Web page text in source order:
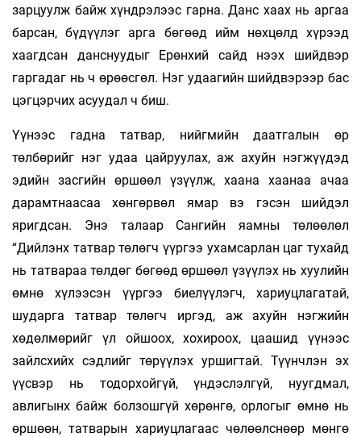
зарцуулж байж хүндрэлээс гарна. Данс хаах нь аргаа
барсан, бүдүүлэг арга бөгөөд ийм нөх­цөлд хүрээд
хаагдсан данснуудыг Ерөнхий сайд нээх шийдвэр
гаргадаг нь ч өрөөсгөл. Нэг удаагийн шийдвэрээр бас
цэгцэрчих асуудал ч биш.
Үүнээс гадна татвар, нийгмийн даат­галын өр
төлбөрийг нэг удаа цайруулах, аж ахуйн нэгжүүдэд
эдийн засгийн өршөөл үзүүлж, хаана хаанаа ачаа
дарамтнаасаа хөн­гөрвөл ямар вэ гэсэн шийдэл
яригдсан. Энэ талаар Сангийн яамны төлөөлөл
“Дийлэнх татвар төлөгч үүргээ ухамсарлан цаг тухайд
нь татвараа төлдөг бөгөөд өршөөл үзүүлэх нь хуулийн
өмнө хүлээсэн үүргээ биелүүлэгч, хариуцлагатай,
шударга татвар төлөгч иргэд, аж ахуйн нэгжийн
хөдөлмөрийг үл ойшоох, хохироох, цаашид үүнээс
зайлсхийх сэдлийг төрүүлэх уршигтай. Түүнчлэн эх
үүсвэр нь тодорхойгүй, үндэслэлгүй, нуугдмал,
авлигынх байж болзошгүй хөрөнгө, орлогыг өмнө нь
өршөөн, татварын хариуцлагаас чөлөөлснөөр мөнгө